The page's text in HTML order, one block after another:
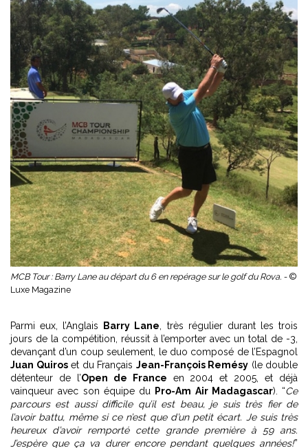
MCB Tour : Barry Lane au départ du 6 en repérage sur le golf du Rova. - ©
Luxe Magazine
Parmi eux, l’Anglais Barry Lane , très régulier durant les trois
jours de la compétition, réussit à l’emporter avec un total de -3,
devançant d’un coup seulement, le duo composé de l’Espagnol
Juan Quiroset du Français Jean-François Remésy (le double
détenteur de l’Open de France en 2004 et 2005, et déjà
vainqueur avec son équipe du Pro-Am Air Madagascar). “Ce
parcours est aussi difficile qu’il est beau, je suis très fier de
l’avoir battu, même si ce n’est que d’un petit écart. Je suis très
heureux d’avoir remporté cette grande première à 59 ans.
J’espère que ça va durer encore pendant quelques années!”